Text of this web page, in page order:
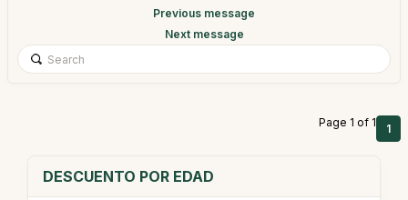
Previous message
Next message
Page 1 of 1 1
DESCUENTO POR EDAD